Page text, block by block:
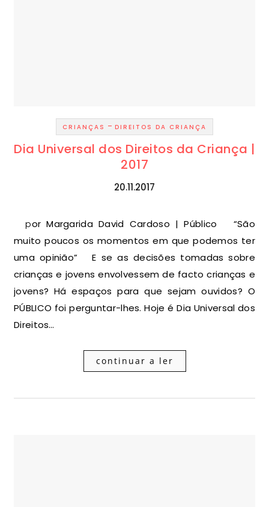
CRIANÇAS - DIREITOS DA CRIANÇA
Dia Universal dos Direitos da Criança |
2017
20.11.2017
por Margarida David Cardoso | Público “São
muito poucos os momentos em que podemos ter
uma opinião” E se as decisões tomadas sobre
crianças e jovens envolvessem de facto crianças e
jovens? Há espaços para que sejam ouvidos? O
PÚBLICO foi perguntar-lhes. Hoje é Dia Universal dos
Direitos…
continuar a ler